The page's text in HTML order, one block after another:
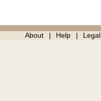
About Help